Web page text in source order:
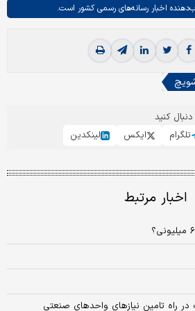
اخبار رسانه‌های رسمی کشور است.
کنید
تلگرام ایکس لینکدین
اخبار مرتبط
راه تامین نیازهای واحدهای صنعتی